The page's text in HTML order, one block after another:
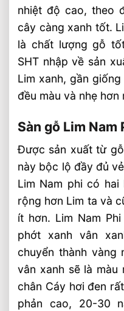
nhiệt độ cao, theo
cây càng xanh tốt.
là chất lượng gỗ
SHT nhập về sản
Lim xanh, gần
đều màu và nhẹ hơn
Sàn gỗ Lim Nam
Được sản xuất từ
này bộc lộ đầy đủ
Lim Nam phi có
rộng hơn Lim ta và
ít hơn. Lim Nam
phớt xanh vân
chuyển thành vàng
vân xanh sẽ là màu
chân Cáy hơi đen
phản cao, 20-30